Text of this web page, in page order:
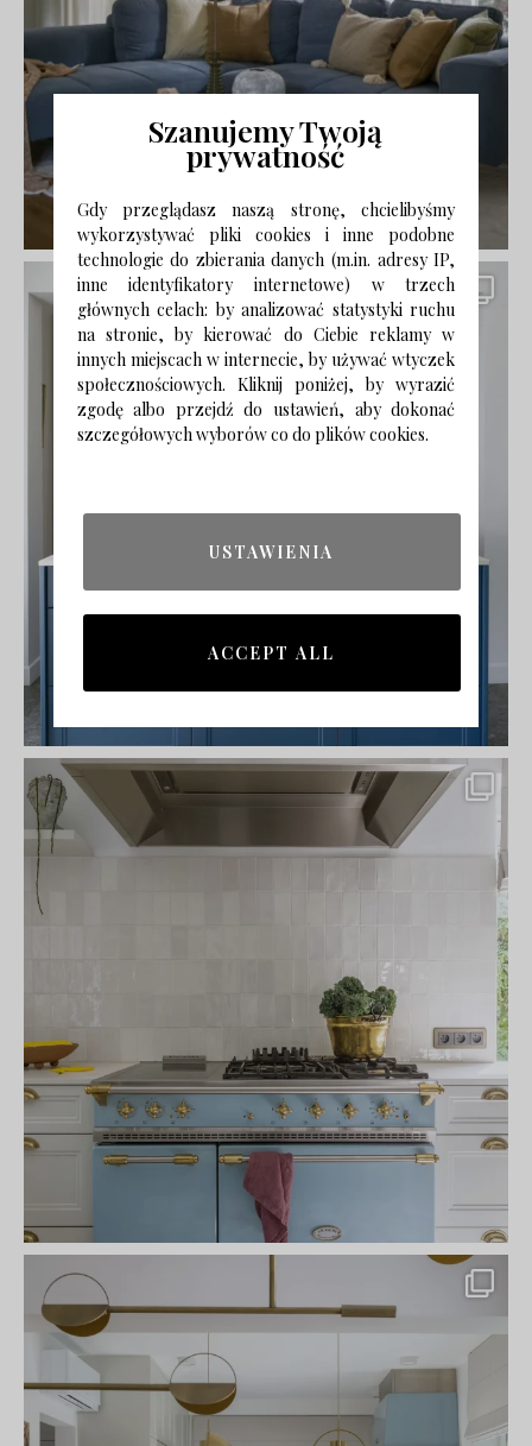
Szanujemy Twoją
prywatność
Gdy przeglądasz naszą stronę, chcielibyśmy
wykorzystywać pliki cookies i inne podobne
technologie do zbierania danych (m.in. adresy IP,
inne identyfikatory internetowe) w trzech
głównych celach: by analizować statystyki ruchu
na stronie, by kierować do Ciebie reklamy w
innych miejscach w internecie, by używać wtyczek
społecznościowych. Kliknij poniżej, by wyrazić
zgodę albo przejdź do ustawień, aby dokonać
szczegółowych wyborów co do plików cookies.
USTAWIENIA
ACCEPT ALL